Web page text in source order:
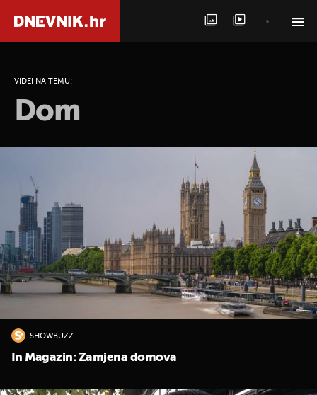
VIDEI NA TEMU:
Dom
SHOWBUZZ
In Magazin: Zamjena domova